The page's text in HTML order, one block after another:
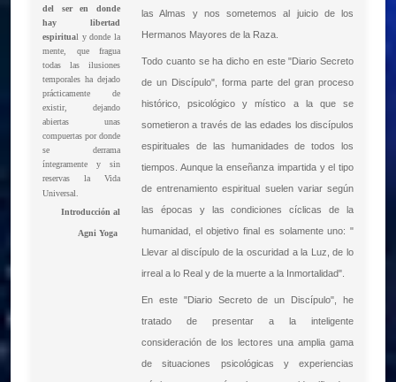
del ser en donde
hay libertad
espiritual y donde la
mente, que fragua
todas las ilusiones
temporales ha dejado
prácticamente de
existir, dejando
abiertas unas
compuertas por donde
se derrama
íntegramente y sin
reservas la Vida
Universal.
Introducción al
Agni Yoga
las Almas y nos sometemos al juicio de los
Hermanos Mayores de la Raza.
Todo cuanto se ha dicho en este "Diario Secreto
de un Discípulo", forma parte del gran proceso
histórico, psicológico y místico a la que se
sometieron a través de las edades los discípulos
espirituales de las humanidades de todos los
tiempos. Aunque la enseñanza impartida y el tipo
de entrenamiento espiritual suelen variar según
las épocas y las condiciones cíclicas de la
humanidad, el objetivo final es solamente uno: "
Llevar al discípulo de la oscuridad a la Luz, de lo
irreal a lo Real y de la muerte a la Inmortalidad".
En este "Diario Secreto de un Discípulo", he
tratado de presentar a la inteligente
consideración de los lectores una amplia gama
de situaciones psicológicas y experiencias